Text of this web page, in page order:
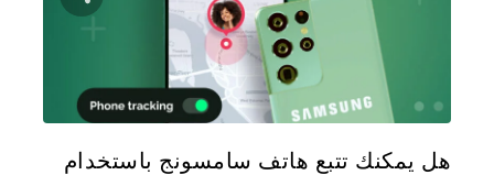
هل يمكنك تتبع هاتف سامسونج باستخدام